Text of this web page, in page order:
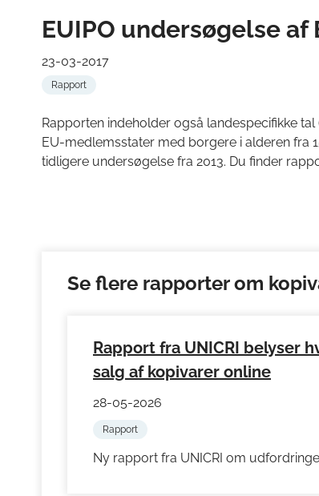
EUIPO undersøgelse af
23-03-2017
Rapport
Rapporten indeholder også landespecifikke tal
EU-medlemsstater med borgere i alderen fra
tidligere undersøgelse fra 2013. Du finder
Se flere rapporter om
Rapport fra UNICRI belyser
salg af kopivarer online
28-05-2026
Rapport
Ny rapport fra UNICRI om